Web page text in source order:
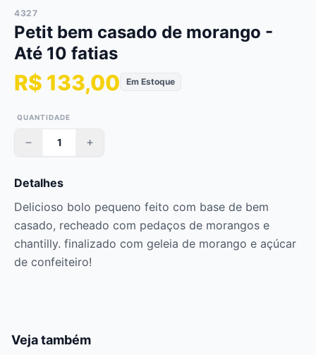
4327
Petit bem casado de morango -
Até 10 fatias
R$ 133,00 Em Estoque
QUANTIDADE
Detalhes
Delicioso bolo pequeno feito com base de bem
casado, recheado com pedaços de morangos e
chantilly. finalizado com geleia de morango e açúcar
de confeiteiro!
Veja também